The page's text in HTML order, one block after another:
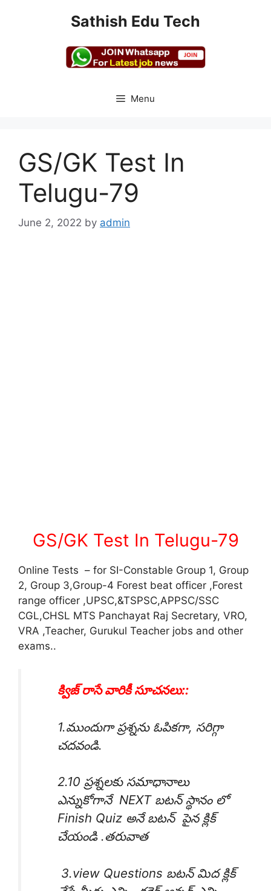
Sathish Edu Tech
Menu
GS/GK Test In
Telugu-79
June 2, 2022 by admin
GS/GK Test In Telugu-79
Online Tests – for SI-Constable Group 1, Group
2, Group 3,Group-4 Forest beat officer ,Forest
range officer ,UPSC,&TSPSC,APPSC/SSC
CGL,CHSL MTS Panchayat Raj Secretary, VRO,
VRA ,Teacher, Gurukul Teacher jobs and other
exams..
క్విజ్ రాసే వారికీ సూచనలు::
1.ముందుగా ప్రశ్నను ఓపికగా, సరిగ్గా
చదవండి.
2.10 ప్రశ్నలకు సమాధానాలు
ఎన్నుకోగానే NEXT బటన్ స్థానం లో
Finish Quiz అనే బటన్ పైన క్లిక్
చేయండి .తరువాత
3.view Questions బటన్ మిద క్లిక్